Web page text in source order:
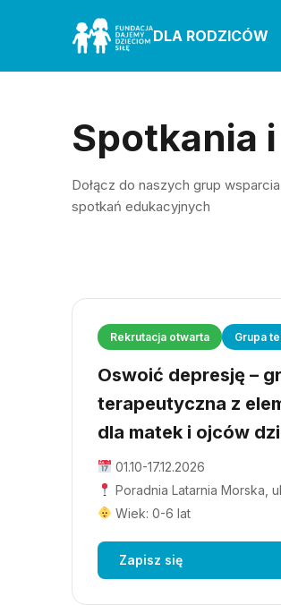
DLA RODZICÓW
Spotkania
Dołącz do naszych grup
spotkań edukacyjnych
Rekrutacja otwarta Grupa
Oswoić depresję –
terapeutyczna z
dla matek i ojców
01.10-17.12.2026
Poradnia Latarnia Morska,
Wiek: 0-6 lat
Zapisz się